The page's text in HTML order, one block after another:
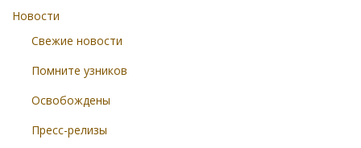
Новости
Свежие новости
Помните узников
Освобождены
Пресс-релизы